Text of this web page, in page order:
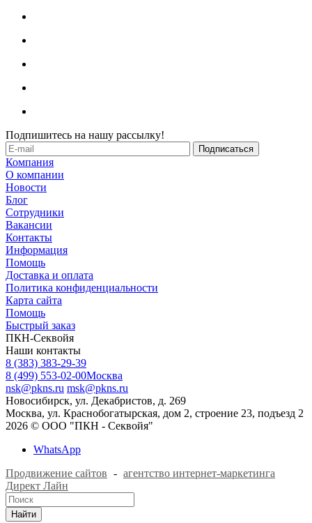
Подпишитесь на нашу рассылку!
Компания
О компании
Новости
Блог
Сотрудники
Вакансии
Контакты
Информация
Помощь
Доставка и оплата
Политика конфиденциальности
Карта сайта
Помощь
Быстрый заказ
ПКН-Секвойя
Наши контакты
8 (383) 383-29-39
8 (499) 553-02-00Москва
nsk@pkns.ru msk@pkns.ru
Новосибирск, ул. Декабристов, д. 269
Москва, ул. Краснобогатырская, дом 2, строение 23, подъезд 2
2026 © ООО "ПКН - Секвойя"
WhatsApp
Продвижение сайтов - агентство интернет-маркетинга
Директ Лайн
Найти